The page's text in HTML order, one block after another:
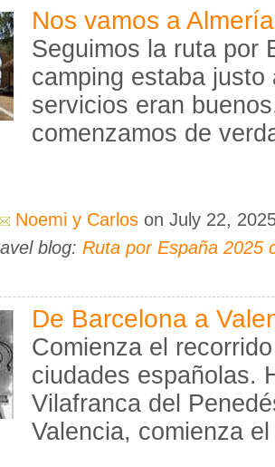
Nos vamos a Almería
Seguimos la ruta por
camping estaba
servicios eran
comenzamos de
Noemi y Carlos on July 22,
blog: Ruta por España 2025
De Barcelona a
Comienza el
ciudades españolas.
Vilafranca del
Valencia, comienza